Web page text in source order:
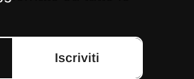
Iscriviti